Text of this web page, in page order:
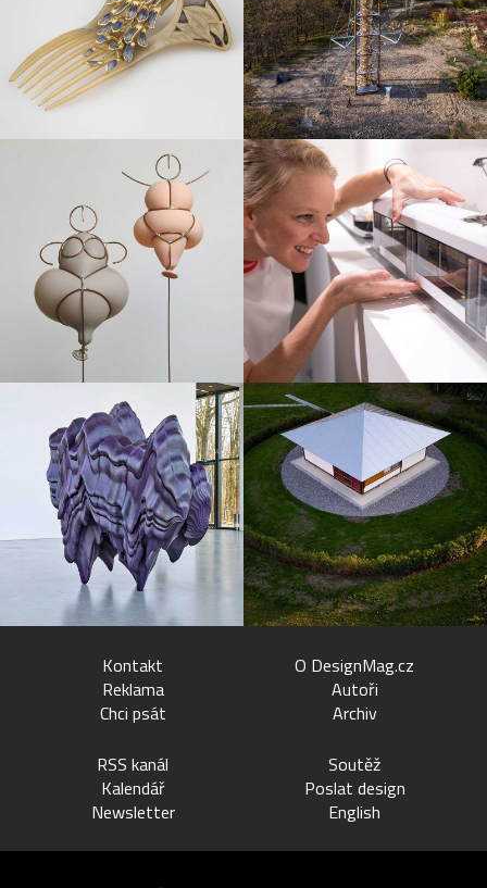
Kontakt
Reklama
Chci psát
O DesignMag.cz
Autoři
Archiv
RSS kanál
Kalendář
Newsletter
Soutěž
Poslat design
English